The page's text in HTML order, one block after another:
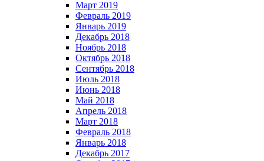
Март 2019
Февраль 2019
Январь 2019
Декабрь 2018
Ноябрь 2018
Октябрь 2018
Сентябрь 2018
Июль 2018
Июнь 2018
Май 2018
Апрель 2018
Март 2018
Февраль 2018
Январь 2018
Декабрь 2017